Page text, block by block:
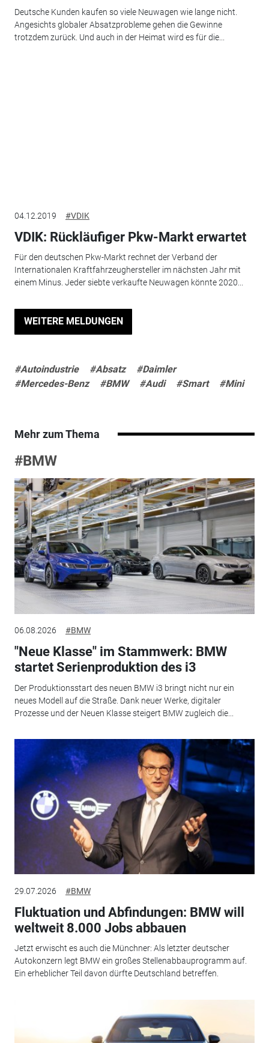
Deutsche Kunden kaufen so viele Neuwagen wie lange nicht.
Angesichts globaler Absatzprobleme gehen die Gewinne
trotzdem zurück. Und auch in der Heimat wird es für die...
04.12.2019 #VDIK
VDIK: Rückläufiger Pkw-Markt erwartet
Für den deutschen Pkw-Markt rechnet der Verband der
Internationalen Kraftfahrzeughersteller im nächsten Jahr mit
einem Minus. Jeder siebte verkaufte Neuwagen könnte 2020...
WEITERE MELDUNGEN
#Autoindustrie #Absatz
#Daimler
#Mercedes-Benz
#BMW #Audi #Smart #Mini
Mehr zum Thema
#BMW
06.08.2026 #BMW
"Neue Klasse" im Stammwerk: BMW
startet Serienproduktion des i3
Der Produktionsstart des neuen BMW i3 bringt nicht nur ein
neues Modell auf die Straße. Dank neuer Werke, digitaler
Prozesse und der Neuen Klasse steigert BMW zugleich die...
29.07.2026 #BMW
Fluktuation und Abfindungen: BMW will
weltweit 8.000 Jobs abbauen
Jetzt erwischt es auch die Münchner: Als letzter deutscher
Autokonzern legt BMW ein großes Stellenabbauprogramm auf.
Ein erheblicher Teil davon dürfte Deutschland betreffen.